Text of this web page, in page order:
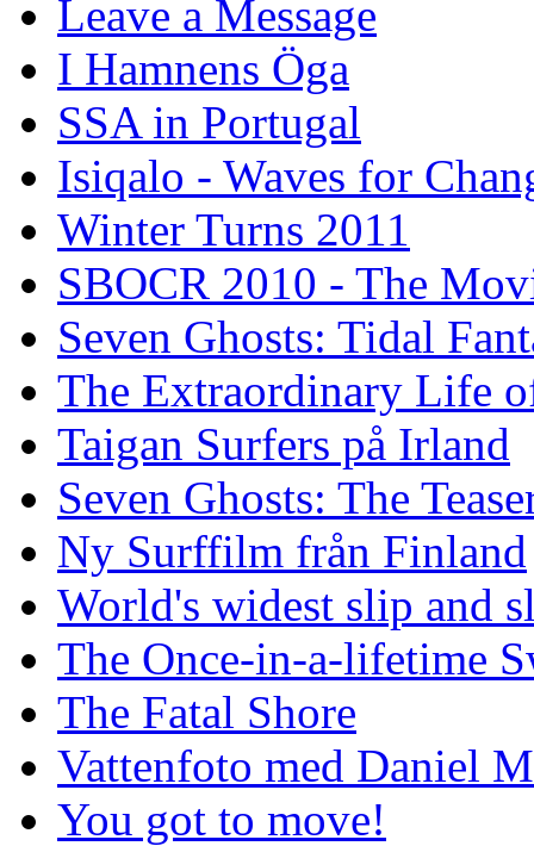
Leave a Message
I Hamnens Öga
SSA in Portugal
Isiqalo - Waves for
Winter Turns 2011
SBOCR 2010 - The
Seven Ghosts: Tidal
The Extraordinary Life
Taigan Surfers på Irland
Seven Ghosts: The
Ny Surffilm från Finland
World's widest slip and
The Once-in-a-lifetime
The Fatal Shore
Vattenfoto med Daniel
You got to move!